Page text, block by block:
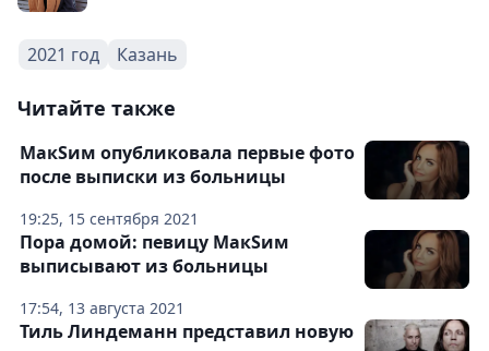
2021 год Казань
Читайте также
19:25, 15 сентября 2021
МакSим опубликовала первые фото
после выписки из больницы
17:54, 13 августа 2021
Пора домой: певицу МакSим
выписывают из больницы
Тиль Линдеманн представил новую